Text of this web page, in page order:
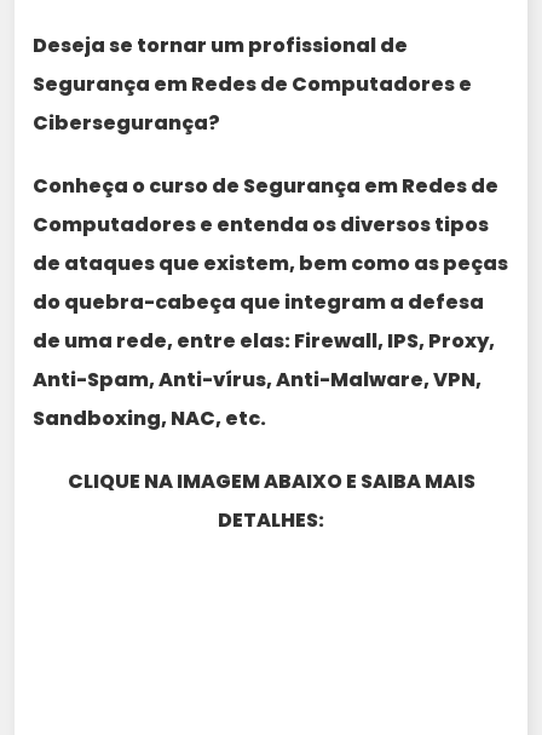
Deseja se tornar um profissional de
Segurança em Redes de Computadores e
Cibersegurança?
Conheça o curso de Segurança em Redes de
Computadores e entenda os diversos tipos
de ataques que existem, bem como as peças
do quebra-cabeça que integram a defesa
de uma rede, entre elas: Firewall, IPS, Proxy,
Anti-Spam, Anti-vírus, Anti-Malware, VPN,
Sandboxing, NAC, etc.
CLIQUE NA IMAGEM ABAIXO E SAIBA MAIS
DETALHES: